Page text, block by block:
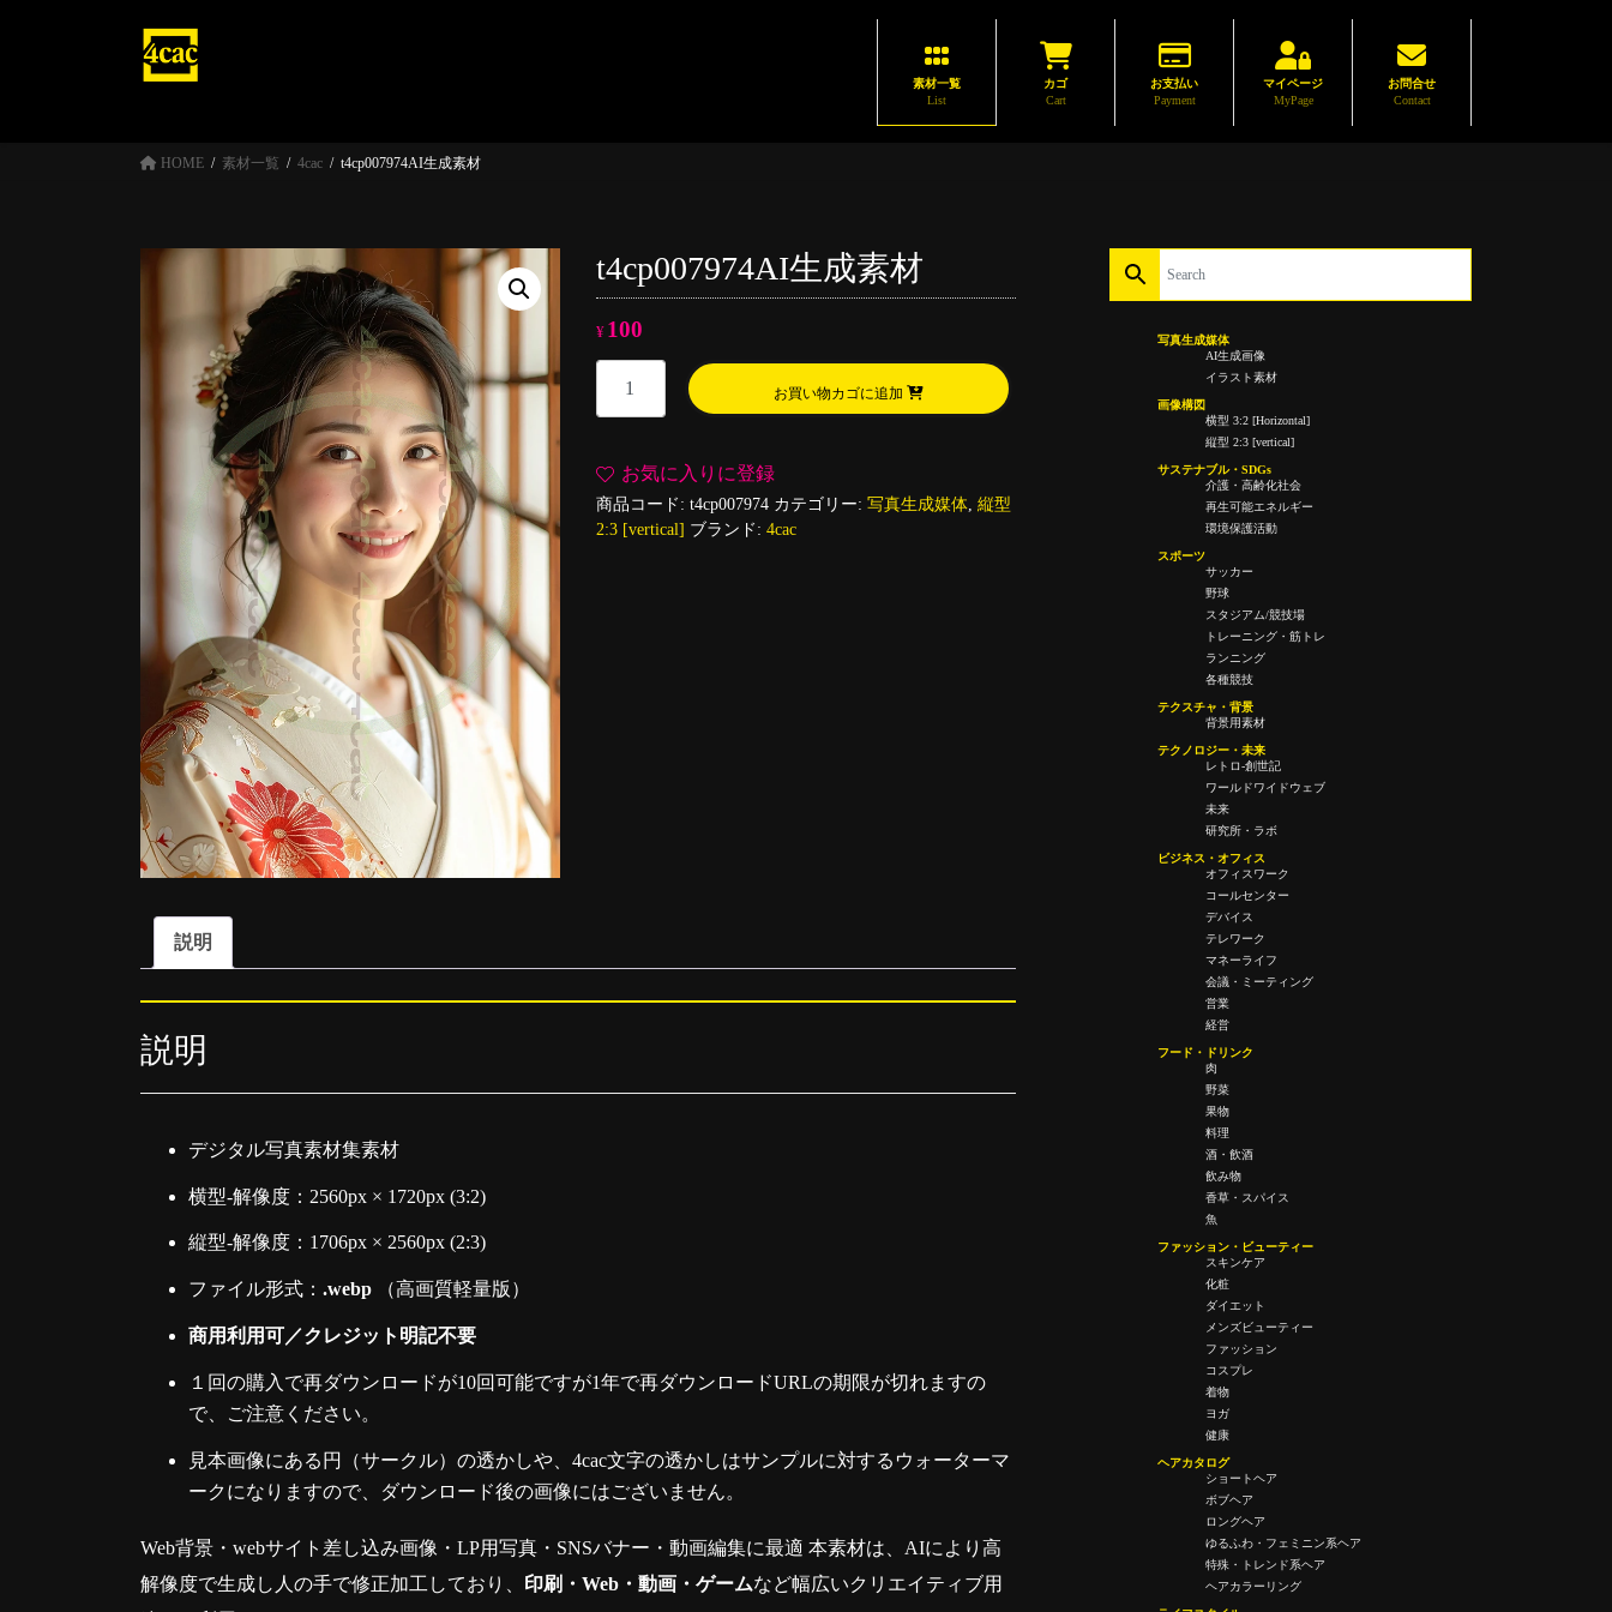
素材一覧
List
カゴ
Cart
お支払い
Payment
マイページ
MyPage
お問合せ
Contact
HOME 素材一覧 4cac t4cp007974AI生成素材
t4cp007974AI生成素材
¥ 100
t4cp007974AI
材
個
お買い物カゴに追加
お気に入りに登録
商品コード: t4cp007974 カテゴリー: 写真生成媒体, 縦型
2:3 [vertical] ブランド: 4cac
説明
説明
デジタル写真素材集素材
横型-解像度：2560px × 1720px (3:2)
縦型-解像度：1706px × 2560px (2:3)
ファイル形式： .webp （高画質軽量版）
商用利用可／クレジット明記不要
１回の購入で再ダウンロードが10回可能ですが1年で再ダウンロードURLの期限が切れますの
で、ご注意ください。
見本画像にある円（サークル）の透かしや、4cac文字の透かしはサンプルに対するウォーターマ
ークになりますので、ダウンロード後の画像にはございません。
Web背景・webサイト差し込み画像・LP用写真・SNSバナー・動画編集に最適 本素材は、AIにより高
解像度で生成し人の手で修正加工しており、 印刷・Web・動画・ゲームなど幅広いクリエイティブ用
写真生成媒体
AI生成画像
イラスト素材
画像構図
横型 3:2 [Horizontal]
縦型 2:3 [vertical]
サステナブル・SDGs
介護・高齢化社会
再生可能エネルギー
環境保護活動
スポーツ
サッカー
野球
スタジアム/競技場
トレーニング・筋トレ
ランニング
各種競技
テクスチャ・背景
背景用素材
テクノロジー・未来
レトロ-創世記
ワールドワイドウェブ
未来
研究所・ラボ
ビジネス・オフィス
オフィスワーク
コールセンター
デバイス
テレワーク
マネーライフ
会議・ミーティング
営業
経営
フード・ドリンク
肉
野菜
果物
料理
酒・飲酒
飲み物
香草・スパイス
魚
ファッション・ビューティー
スキンケア
化粧
ダイエット
メンズビューティー
ファッション
コスプレ
着物
ヨガ
健康
ヘアカタログ
ショートヘア
ボブヘア
ロングヘア
ゆるふわ・フェミニン系ヘア
特殊・トレンド系ヘア
ヘアカラーリング